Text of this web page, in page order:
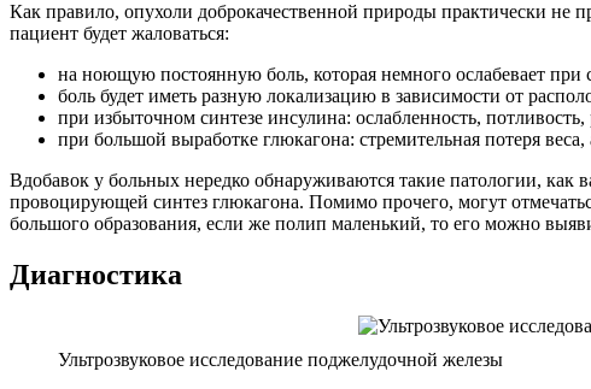
Как правило, опухоли доброкачественной природы практически не
пациент будет жаловаться:
на ноющую постоянную боль, которая немного ослабевает при
боль будет иметь разную локализацию в зависимости от
при избыточном синтезе инсулина: ослабленность,
при большой выработке глюкагона: стремительная потеря
Вдобавок у больных нередко обнаруживаются такие патологии, как
провоцирующей синтез глюкагона. Помимо прочего, могут
большого образования, если же полип маленький, то его можно
Диагностика
Ультрозвуковое исследование поджелудочной железы